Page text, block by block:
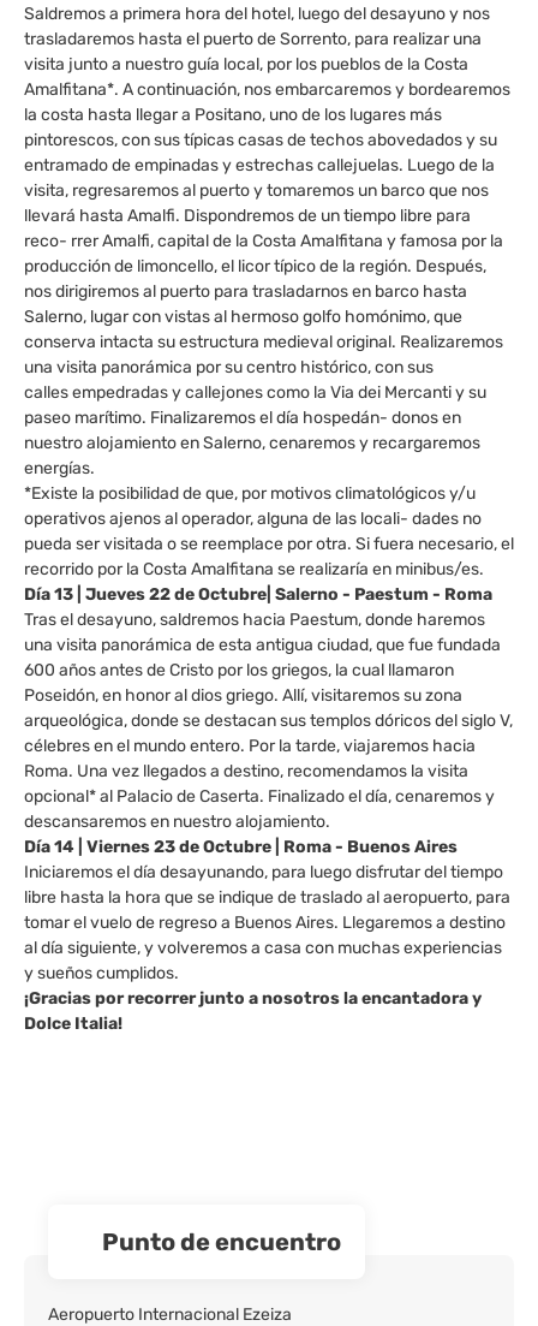
Saldremos a primera hora del hotel, luego del desayuno y nos
trasladaremos hasta el puerto de Sorrento, para realizar una
visita junto a nuestro guía local, por los pueblos de la Costa
Amalfitana*. A continuación, nos embarcaremos y bordearemos
la costa hasta llegar a Positano, uno de los lugares más
pintorescos, con sus típicas casas de techos abovedados y su
entramado de empinadas y estrechas callejuelas. Luego de la
visita, regresaremos al puerto y tomaremos un barco que nos
llevará hasta Amalfi. Dispondremos de un tiempo libre para
reco- rrer Amalfi, capital de la Costa Amalfitana y famosa por la
producción de limoncello, el licor típico de la región. Después,
nos dirigiremos al puerto para trasladarnos en barco hasta
Salerno, lugar con vistas al hermoso golfo homónimo, que
conserva intacta su estructura medieval original. Realizaremos
una visita panorámica por su centro histórico, con sus
calles empedradas y callejones como la Via dei Mercanti y su
paseo marítimo. Finalizaremos el día hospedán- donos en
nuestro alojamiento en Salerno, cenaremos y recargaremos
energías.
*Existe la posibilidad de que, por motivos climatológicos y/u
operativos ajenos al operador, alguna de las locali- dades no
pueda ser visitada o se reemplace por otra. Si fuera necesario, el
recorrido por la Costa Amalfitana se realizaría en minibus/es.
Día 13 | Jueves 22 de Octubre| Salerno - Paestum - Roma
Tras el desayuno, saldremos hacia Paestum, donde haremos
una visita panorámica de esta antigua ciudad, que fue fundada
600 años antes de Cristo por los griegos, la cual llamaron
Poseidón, en honor al dios griego. Allí, visitaremos su zona
arqueológica, donde se destacan sus templos dóricos del siglo V,
célebres en el mundo entero. Por la tarde, viajaremos hacia
Roma. Una vez llegados a destino, recomendamos la visita
opcional* al Palacio de Caserta. Finalizado el día, cenaremos y
descansaremos en nuestro alojamiento.
Día 14 | Viernes 23 de Octubre | Roma - Buenos Aires
Iniciaremos el día desayunando, para luego disfrutar del tiempo
libre hasta la hora que se indique de traslado al aeropuerto, para
tomar el vuelo de regreso a Buenos Aires. Llegaremos a destino
al día siguiente, y volveremos a casa con muchas experiencias
y sueños cumplidos.
¡Gracias por recorrer junto a nosotros la encantadora y
Dolce Italia!
Punto de encuentro
Aeropuerto Internacional Ezeiza